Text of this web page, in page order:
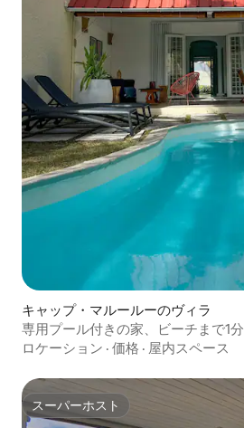
キャップ・マルールーのヴィラ
専用プール付きの家、ビーチまで1分
ロケーション · 価格 · 屋内スペース
スーパーホスト
スーパーホスト